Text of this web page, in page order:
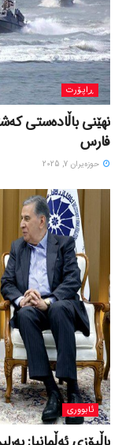
ڕاپۆرت
نهێنی باڵادەستی
فارس
حوزه‌یران 7, 2025
ئابووری